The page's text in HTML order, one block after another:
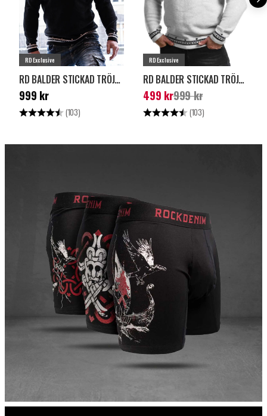
RD Exclusive
RD BALDER STICKAD TRÖJA - SVART
Pris: 999 kr
999 kr
Betyg: (103) 4.8 utav 5 stjärnor
RD Exclusive
RD BALDER STICKAD TRÖJA - LJUSGRÅ
Nuvarande pris:499
kr Tidigare pris:999 kr
499 kr999 kr
Betyg: (103)